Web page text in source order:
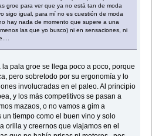
groe para ver que ya no está tan de moda
sigo igual, para mí no es cuestión de moda
hay nada de momento que supere a una
las que yo busco) ni en sensaciones, ni
pala groe se llega poco a poco, porque
pero sobretodo por su ergonomía y lo
involucradas en el paleo. Al principio
y los más competitivos se pasan a
mazaos, o no vamos a gim a
tiempo como el buen vino y solo
orilla y creernos que viajamos en el